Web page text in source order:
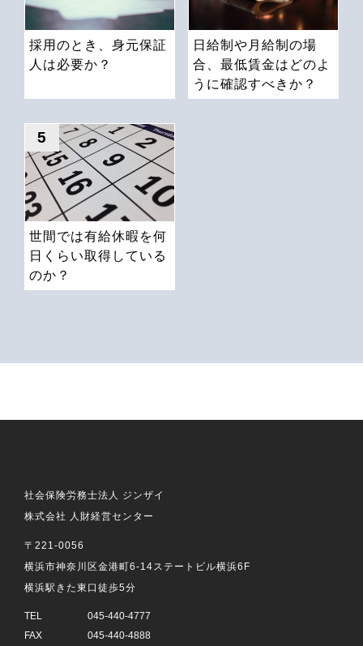
採用のとき、身元保証
人は必要か？
日給制や月給制の場
合、最低賃金はどのよ
うに確認すべきか？
世間では有給休暇を何
日くらい取得している
のか？
社会保険労務士法人 ジンザイ
株式会社 人財経営センター
〒221-0056
横浜市神奈川区金港町6-14ステートビル横浜6F
横浜駅きた東口徒歩5分
TEL
045-440-4777
FAX
045-440-4888